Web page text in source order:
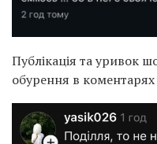
Публікація та уривок
обурення в коментарях